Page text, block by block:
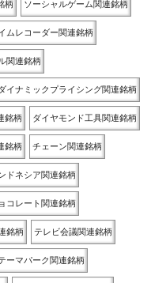
柄 ソーシャルゲーム関連銘柄
ムレコーダー関連銘柄
関連銘柄
イナミックプライシング関連銘柄
銘柄 ダイヤモンド工具関連銘柄
銘柄 チェーン関連銘柄
ドネシア関連銘柄
コレート関連銘柄
銘柄 テレビ会議関連銘柄
ーマパーク関連銘柄